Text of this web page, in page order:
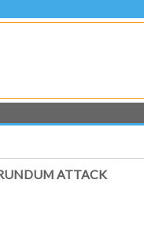
ATTACK